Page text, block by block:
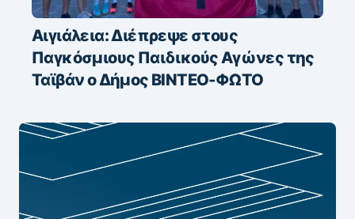
Αιγιάλεια: Διέπρεψε στους
Παγκόσμιους Παιδικούς Αγώνες της
Ταϊβάν ο Δήμος ΒΙΝΤΕΟ-ΦΩΤΟ